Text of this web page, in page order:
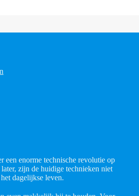
een enorme technische revolutie op
zijn de huidige technieken niet
dagelijkse leven.